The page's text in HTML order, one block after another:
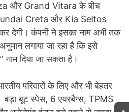
और Grand Vitara के बीच
Creta और Kia Seltos
देगी। कंपनी ने इसका नाम अभी तक
लगाया जा रहा है कि इसे
दिया जा सकता है।
परिवारों के लिए और भी बेहतर
बड़ा बूट स्पेस, 6 एयरबैग्स, TPMS